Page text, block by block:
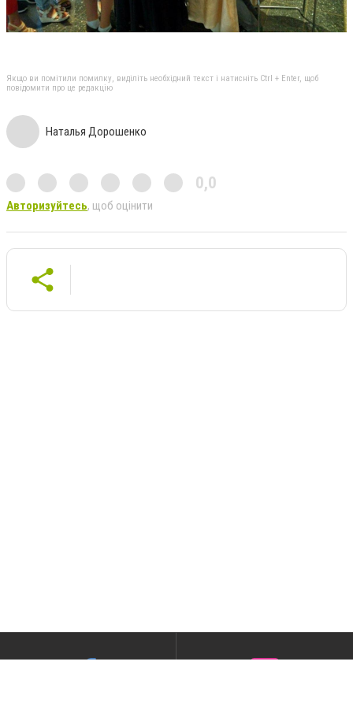
Якщо ви помітили помилку, виділіть необхідний текст і натисніть Ctrl + Enter, щоб
повідомити про це редакцію
Наталья Дорошенко
0,0
Авторизуйтесь, щоб оцінити